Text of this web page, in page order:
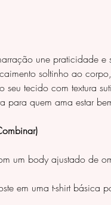
une praticidade
soltinho ao
tecido com textura
para quem ama estar
um body ajustado de
em uma t-shirt básica